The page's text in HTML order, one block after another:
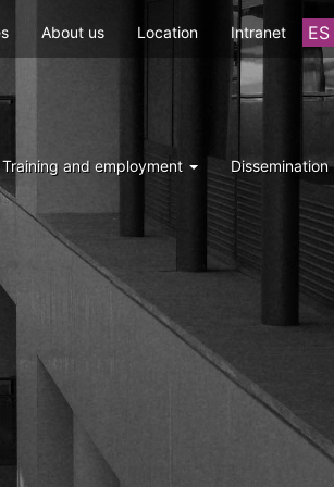
ES
About us Location Intranet
Training and employment Dissemination